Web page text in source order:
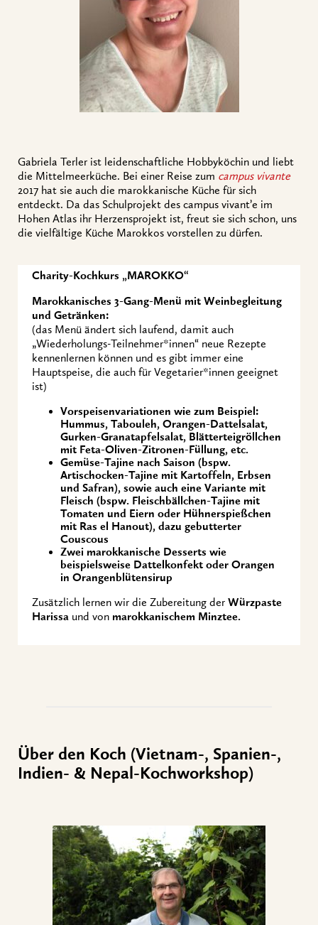
Gabriela Terler ist leidenschaftliche Hobbyköchin und liebt
die Mittelmeerküche. Bei einer Reise zum campus vivante
2017 hat sie auch die marokkanische Küche für sich
entdeckt. Da das Schulprojekt des campus vivant’e im
Hohen Atlas ihr Herzensprojekt ist, freut sie sich schon, uns
die vielfältige Küche Marokkos vorstellen zu dürfen.
Charity-Kochkurs „MAROKKO“
Marokkanisches 3-Gang-Menü mit Weinbegleitung
und Getränken:
(das Menü ändert sich laufend, damit auch
„Wiederholungs-Teilnehmer*innen“ neue Rezepte
kennenlernen können und es gibt immer eine
Hauptspeise, die auch für Vegetarier*innen geeignet
ist)
Vorspeisenvariationen wie zum Beispiel:
Hummus, Tabouleh, Orangen-Dattelsalat,
Gurken-Granatapfelsalat, Blätterteigröllchen
mit Feta-Oliven-Zitronen-Füllung, etc.
Gemüse-Tajine nach Saison (bspw.
Artischocken-Tajine mit Kartoffeln, Erbsen
und Safran), sowie auch eine Variante mit
Fleisch (bspw. Fleischbällchen-Tajine mit
Tomaten und Eiern oder Hühnerspießchen
mit Ras el Hanout), dazu gebutterter
Couscous
Zwei marokkanische Desserts wie
beispielsweise Dattelkonfekt oder Orangen
in Orangenblütensirup
Zusätzlich lernen wir die Zubereitung der Würzpaste
Harissa und von marokkanischem Minztee.
Über den Koch (Vietnam-, Spanien-,
Indien- & Nepal-Kochworkshop)